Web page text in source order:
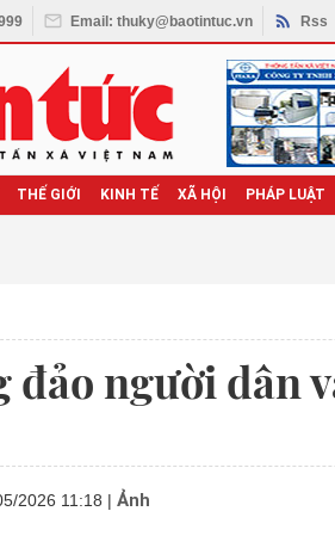
Email: thuky@baotintuc.vn Rss
THẾ GIỚI KINH TẾ XÃ HỘI PHÁP LUẬT
người dân
2026 11:18 | Ảnh